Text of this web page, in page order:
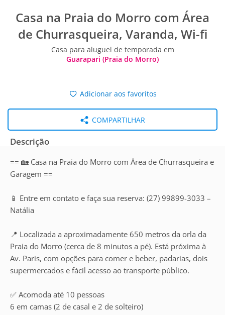
Casa na Praia do Morro com Área
de Churrasqueira, Varanda, Wi-fi
Casa para aluguel de temporada em
Guarapari (Praia do Morro)
Adicionar aos favoritos
COMPARTILHAR
Descrição
== 🏡 Casa na Praia do Morro com Área de Churrasqueira e
Garagem ==
📱 Entre em contato e faça sua reserva: (27) 99899-3033 –
Natália
📍 Localizada a aproximadamente 650 metros da orla da
Praia do Morro (cerca de 8 minutos a pé). Está próxima à
Av. Paris, com opções para comer e beber, padarias, dois
supermercados e fácil acesso ao transporte público.
✅ Acomoda até 10 pessoas
6 em camas (2 de casal e 2 de solteiro)